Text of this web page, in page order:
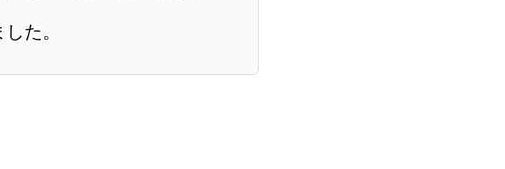
た。